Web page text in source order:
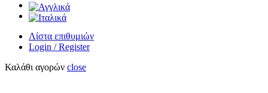
Λίστα επιθυμιών
Login / Register
Καλάθι αγορών close